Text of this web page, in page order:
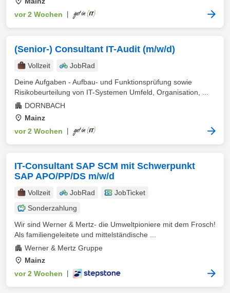
vor 2 Wochen
(Senior-) Consultant IT-Audit (m/w/d)
Vollzeit
JobRad
Deine Aufgaben - Aufbau- und Funktionsprüfung sowie
Risikobeurteilung von IT-Systemen Umfeld, Organisation, ...
DORNBACH
Mainz
vor 2 Wochen
IT-Consultant SAP SCM mit Schwerpunkt
SAP APO/PP/DS m/w/d
Vollzeit JobRad
JobTicket
Sonderzahlung
Wir sind Werner & Mertz- die Umweltpioniere mit dem Frosch!
Als familiengeleitete und mittelständische ...
Werner & Mertz Gruppe
Mainz
vor 2 Wochen